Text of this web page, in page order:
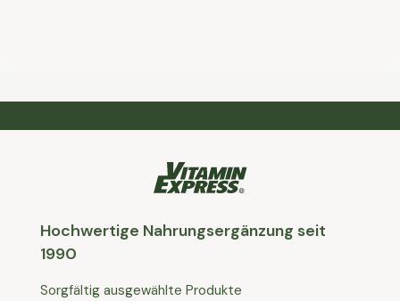
Hochwertige Nahrungsergänzung seit
1990
Sorgfältig ausgewählte Produkte